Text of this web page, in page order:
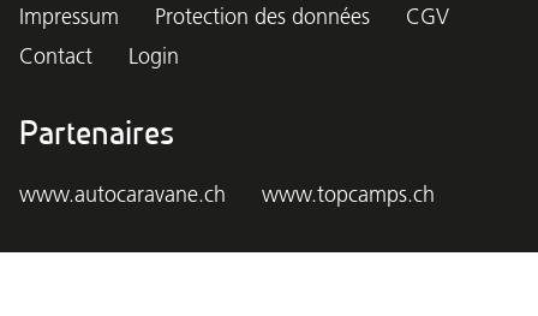
Impressum
Protection des données
CGV
Contact
Login
Partenaires
www.autocaravane.ch www.topcamps.ch